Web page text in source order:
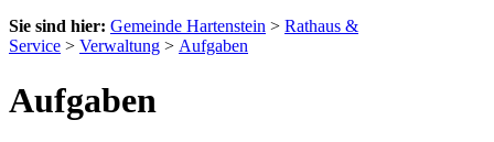
Sie sind hier: Gemeinde Hartenstein > Rathaus &
Service > Verwaltung > Aufgaben
Aufgaben